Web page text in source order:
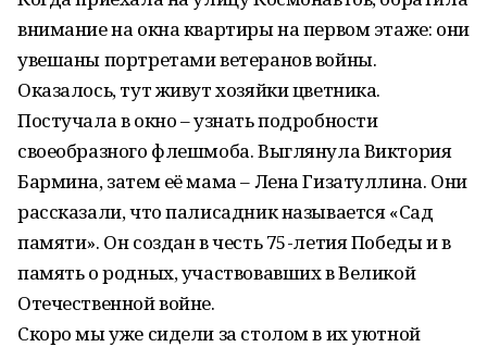
внимание на окна квартиры на первом этаже: они
увешаны портретами ветеранов войны.
Оказалось, тут живут хозяйки цветника.
Постучала в окно – узнать подробности
своеобразного флешмоба. Выглянула Виктория
Бармина, затем её мама – Лена Гизатуллина. Они
рассказали, что палисадник называется «Сад
памяти». Он создан в честь 75-летия Победы и в
память о родных, участвовавших в Великой
Отечественной войне.
Скоро мы уже сидели за столом в их уютной